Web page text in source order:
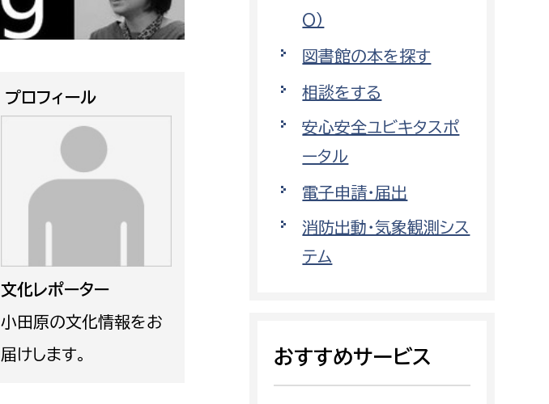
遊びたい
小田原のことを知りたい
イベント・講座などに参加したい
まちづくりに関わりたい
文化部
文化財課
図書館
スポーツ課
小田原城総合管理事務所
環境部
環境政策課
ゼロカーボン推進課
環境事業センター
農政課
水産海浜課
都市部
建築指導課
開発審査課
プロフィール
文化レポーター
小田原の文化情報をお
届けします。
O）
図書館の本を探す
相談をする
安心安全ユビキタスポ
ータル
電子申請・届出
消防出動・気象観測シス
テム
おすすめサービス